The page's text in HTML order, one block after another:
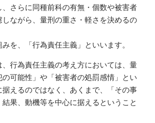
、さらに同種前科の有無・個数や被害者
しながら、量刑の重さ・軽さを決めるの
を、「行為責任主義」といいます。
、行為責任主義の考え方においては、量
可能性」や「被害者の処罰感情」とい
据えるのではなく、あくまで、「その事
果、動機等を中心に据えるということ